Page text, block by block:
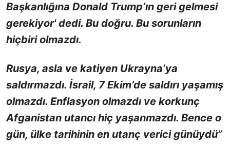
Başkanlığına Donald Trump’ın geri gelmesi
gerekiyor' dedi. Bu doğru. Bu sorunların
hiçbiri olmazdı.
Rusya, asla ve katiyen Ukrayna’ya
saldırmazdı. İsrail, 7 Ekim’de saldırı yaşamış
olmazdı. Enflasyon olmazdı ve korkunç
Afganistan utancı hiç yaşanmazdı. Bence o
gün, ülke tarihinin en utanç verici günüydü”